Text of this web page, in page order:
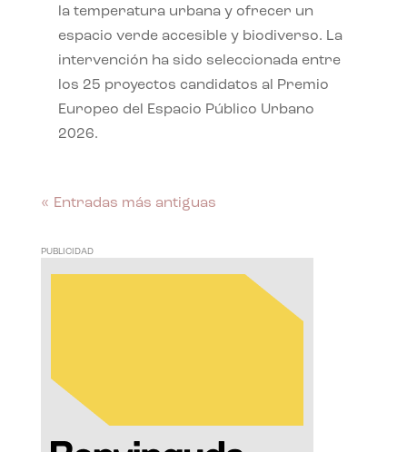
la temperatura urbana y ofrecer un
espacio verde accesible y biodiverso. La
intervención ha sido seleccionada entre
los 25 proyectos candidatos al Premio
Europeo del Espacio Público Urbano
2026.
« Entradas más antiguas
PUBLICIDAD